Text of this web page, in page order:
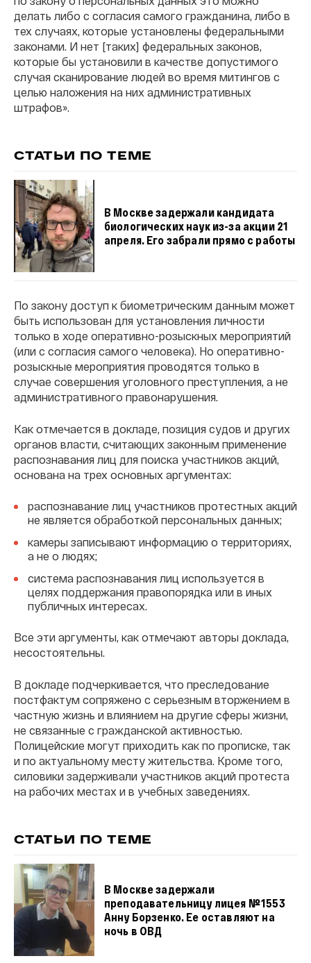
делать либо с согласия самого гражданина, либо в
тех случаях, которые установлены федеральными
законами. И нет [таких] федеральных законов,
которые бы установили в качестве допустимого
случая сканирование людей во время митингов с
целью наложения на них административных
штрафов».
СТАТЬИ ПО ТЕМЕ
В Москве задержали кандидата
биологических наук из-за акции 21
апреля. Его забрали прямо с работы
По закону доступ к биометрическим данным может
быть использован для установления личности
только в ходе оперативно-розыскных мероприятий
(или с согласия самого человека). Но оперативно-
розыскные мероприятия проводятся только в
случае совершения уголовного преступления, а не
административного правонарушения.
Как отмечается в докладе, позиция судов и других
органов власти, считающих законным применение
распознавания лиц для поиска участников акций,
основана на трех основных аргументах:
распознавание лиц участников протестных акций
не является обработкой персональных данных;
камеры записывают информацию о территориях,
а не о людях;
система распознавания лиц используется в
целях поддержания правопорядка или в иных
публичных интересах.
Все эти аргументы, как отмечают авторы доклада,
несостоятельны.
В докладе подчеркивается, что преследование
постфактум сопряжено с серьезным вторжением в
частную жизнь и влиянием на другие сферы жизни,
не связанные с гражданской активностью.
Полицейские могут приходить как по прописке, так
и по актуальному месту жительства. Кроме того,
силовики задерживали участников акций протеста
на рабочих местах и в учебных заведениях.
СТАТЬИ ПО ТЕМЕ
В Москве задержали
преподавательницу лицея № 1553
Анну Борзенко. Ее оставляют на
ночь в ОВД